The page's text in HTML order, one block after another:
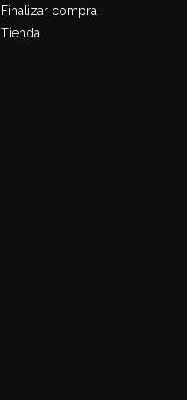
Finalizar compra
Tienda